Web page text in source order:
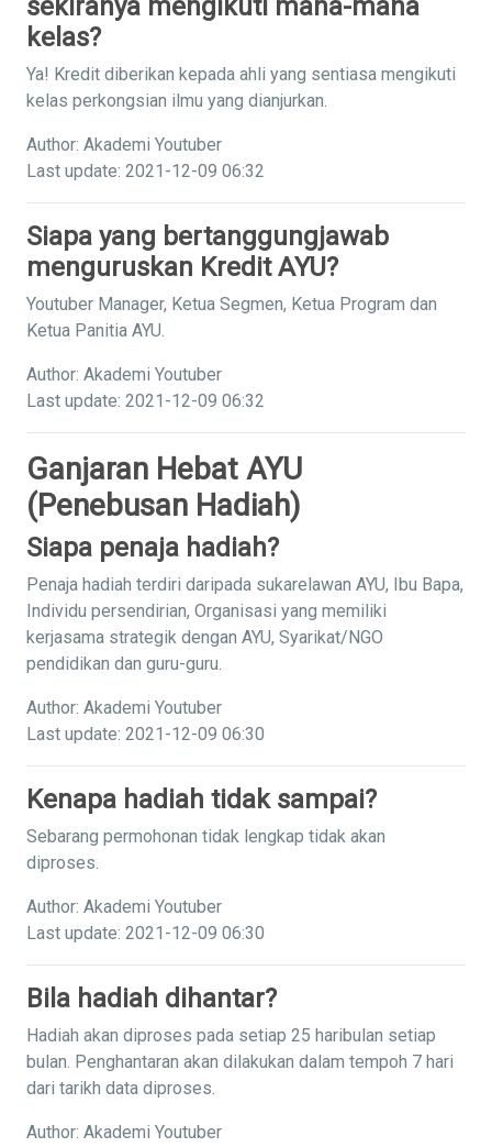
sekiranya mengikuti mana-mana
kelas?
Ya! Kredit diberikan kepada ahli yang sentiasa mengikuti
kelas perkongsian ilmu yang dianjurkan.
Author: Akademi Youtuber
Last update: 2021-12-09 06:32
Siapa yang bertanggungjawab
menguruskan Kredit AYU?
Youtuber Manager, Ketua Segmen, Ketua Program dan
Ketua Panitia AYU.
Author: Akademi Youtuber
Last update: 2021-12-09 06:32
Ganjaran Hebat AYU
(Penebusan Hadiah)
Siapa penaja hadiah?
Penaja hadiah terdiri daripada sukarelawan AYU, Ibu Bapa,
Individu persendirian, Organisasi yang memiliki
kerjasama strategik dengan AYU, Syarikat/NGO
pendidikan dan guru-guru.
Author: Akademi Youtuber
Last update: 2021-12-09 06:30
Kenapa hadiah tidak sampai?
Sebarang permohonan tidak lengkap tidak akan
diproses.
Author: Akademi Youtuber
Last update: 2021-12-09 06:30
Bila hadiah dihantar?
Hadiah akan diproses pada setiap 25 haribulan setiap
bulan. Penghantaran akan dilakukan dalam tempoh 7 hari
dari tarikh data diproses.
Author: Akademi Youtuber